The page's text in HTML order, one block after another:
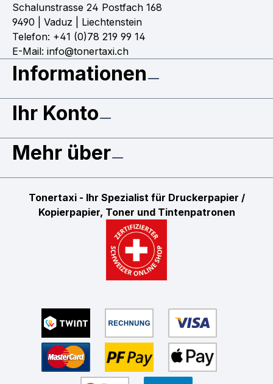
Schalunstrasse 24 Postfach 168
9490 | Vaduz | Liechtenstein
Telefon: +41 (0)78 219 99 14
E-Mail: info@tonertaxi.ch
Informationen
Ihr Konto
Mehr über
Tonertaxi - Ihr Spezialist für Druckerpapier /
Kopierpapier, Toner und Tintenpatronen